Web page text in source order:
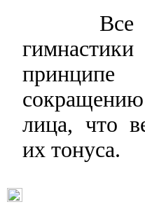
Все
принципе
лица, что
их тонуса.